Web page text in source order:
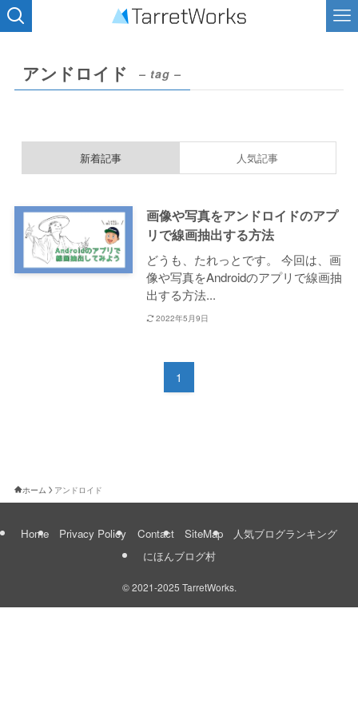
アンドロイド – tag –
新着記事 人気記事
画像や写真をアンドロイドのアプ
リで線画抽出する方法
どうも、たれっとです。 今回は、画
像や写真をAndroidのアプリで線画抽
出する方法...
2022年5月9日
1
ホーム アンドロイド
Home Privacy Policy Contact SiteMap
人気ブログランキング
にほんブログ村
©2021-2025 TarretWorks.